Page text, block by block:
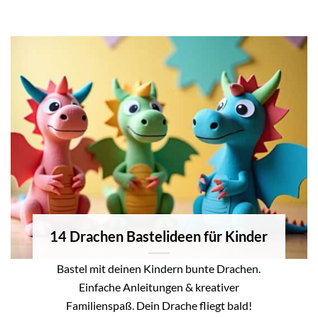
14 Drachen Bastelideen für Kinder
Bastel mit deinen Kindern bunte Drachen.
Einfache Anleitungen & kreativer
Familienspaß. Dein Drache fliegt bald!